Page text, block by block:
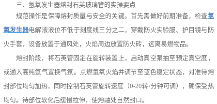
三、氢氧发生器熔封石英玻璃管的实操要点
规范操作是保障熔封质量与安全的关键。首先需做好前期准备，检查氢
氧发生器电解液液位不低于刻度线三分之二，穿戴防火实验服、护目镜与防
火手套，设备放置于通风处，火焰周边放置防火砖，远离易燃物品。
熔封阶段，将石英管固定在旋转装置上，启动真空泵抽至预定真空度，
或通入高纯氩气置换气氛。点燃氢氧火焰并调节至蓝色稳定状态，对准待熔
封部位均匀加热，同时控制石英管旋转速度（0-20转/分钟可调），确保受热
均匀。待部位软化后缓慢拉伸，使熔融处自然封口。